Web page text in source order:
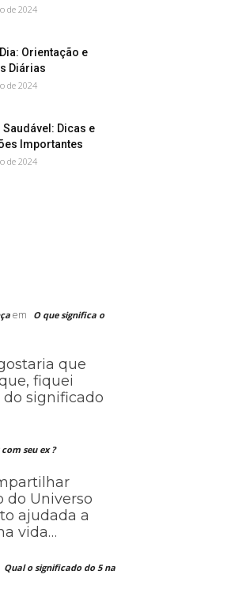
de 2024
Orientação e
Diárias
de 2024
Dicas e
Importantes
de 2024
em
O que significa o
que
fiquei
significado
seu ex ?
do Universo
ajudada a
vida…
Qual o significado do 5 na